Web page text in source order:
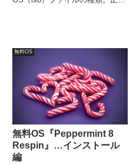
壁：システム要件。このあたりを
抑えておけば、USBメモリから
起動できるはずです。
無料OS
無料OS『Peppermint 8
Respin』…インストール
編